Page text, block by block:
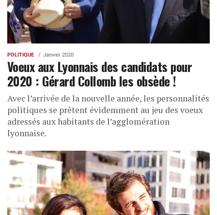
POLITIQUE Janvier 2020
Voeux aux Lyonnais des candidats pour
2020 : Gérard Collomb les obsède !
Avec l’arrivée de la nouvelle année, les personnalités
politiques se prêtent évidemment au jeu des voeux
adressés aux habitants de l’agglomération
lyonnaise.